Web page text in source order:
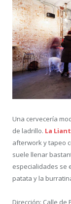
Una cervecería
de ladrillo. La
afterwork y tapeo
suele llenar
especialidades se
patata y la
Dirección: Calle de